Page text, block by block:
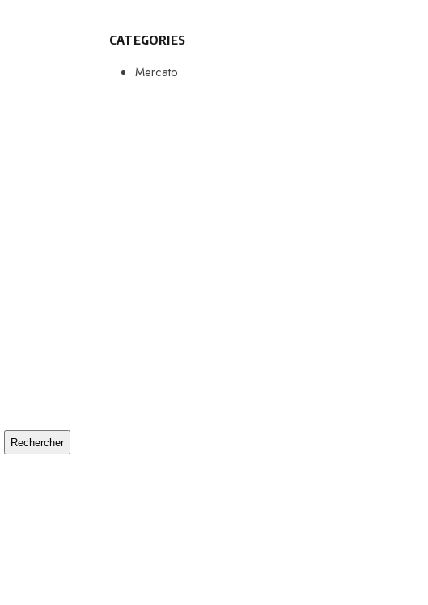
Rechercher
CATEGORIES
Mercato